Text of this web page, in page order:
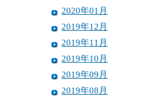
2020年01月
2019年12月
2019年11月
2019年10月
2019年09月
2019年08月